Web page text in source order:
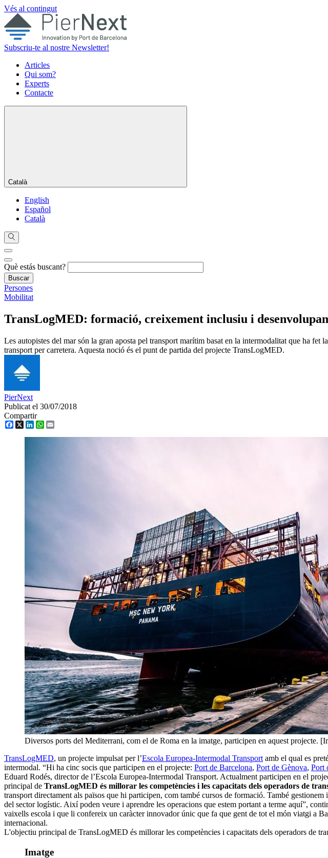
Vés al contingut
Subscriu-te al nostre Newsletter!
Articles
Qui som?
Experts
Contacte
Català
English
Español
Català
Què estás buscant?
Persones
Mobilitat
TransLogMED: formació, creixement inclusiu i
Les autopistes del mar són la gran aposta pel transport marítim basat en la intermodalitat que ha
transport per carretera. Aquesta noció és el punt de partida del projecte TransLogMED.
PierNext
Publicat el 30/07/2018
Compartir
Facebook
X LinkedInWhatsApp
Diversos ports del Mediterrani, com el de Roma en la imatge, participen en aquest projecte.
TransLogMED, un projecte impulsat per l’Escola Europea-Intermodal Transport amb el qual es
intermodal. “Hi ha cinc socis que participen en el projecte: Port de Barcelona, Port de Gènova, Port
Eduard Rodés, director de l’Escola Europea-Intermodal Transport. Actualment participen en el
principal de TransLogMED és millorar les competències i les capacitats dels operadors de
transport directament als països que hi participen, com també cursos de formació. També
del sector logístic. Així poden veure i aprendre les operacions que estem portant a terme aquí”,
vaixells escola i que li confereix un caràcter innovador únic que fa que gent de tot el món viatgi a
internacional.
L'objectiu principal de TransLogMED és millorar les competències i capacitats dels operadors de
Imatge